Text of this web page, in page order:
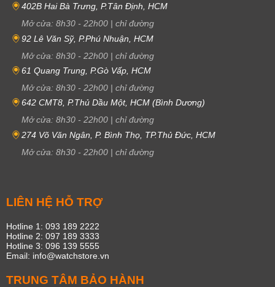
402B Hai Bà Trưng, P.Tân Định, HCM
Mở cửa: 8h30 - 22h00 | chỉ đường
92 Lê Văn Sỹ, P.Phú Nhuận, HCM
Mở cửa: 8h30 - 22h00 | chỉ đường
61 Quang Trung, P.Gò Vấp, HCM
Mở cửa: 8h30 - 22h00 | chỉ đường
642 CMT8, P.Thủ Dầu Một, HCM (Bình Dương)
Mở cửa: 8h30 - 22h00 | chỉ đường
274 Võ Văn Ngân, P. Bình Thọ, TP.Thủ Đức, HCM
Mở cửa: 8h30 - 22h00 | chỉ đường
LIÊN HỆ HỖ TRỢ
Hotline 1: 093 189 2222
Hotline 2: 097 189 3333
Hotline 3: 096 139 5555
Email: info@watchstore.vn
TRUNG TÂM BẢO HÀNH